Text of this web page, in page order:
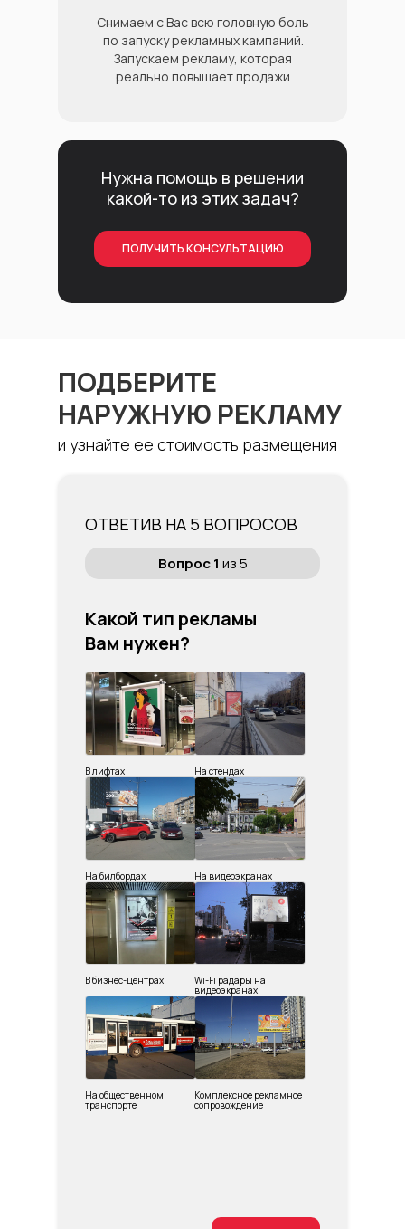
Снимаем с Вас всю головную боль
по запуску рекламных кампаний.
Запускаем рекламу, которая
реально повышает продажи
Нужна помощь в решении
какой-то из этих задач?
ПОЛУЧИТЬ КОНСУЛЬТАЦИЮ
ПОДБЕРИТЕ
НАРУЖНУЮ РЕКЛАМУ
и узнайте ее стоимость размещения
ОТВЕТИВ НА 5 ВОПРОСОВ
Вопрос 1 из 5
Какой тип рекламы
Вам нужен?
В лифтах На стендах
На билбордах На видеоэкранах
В бизнес-центрах Wi-Fi радары на
видеоэкранах
На общественном
транспорте
Комплексное рекламное
сопровождение